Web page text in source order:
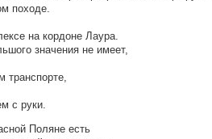
походе.
на кордоне Лаура.
значения не имеет,
транспорте,
с руки.
Поляне есть